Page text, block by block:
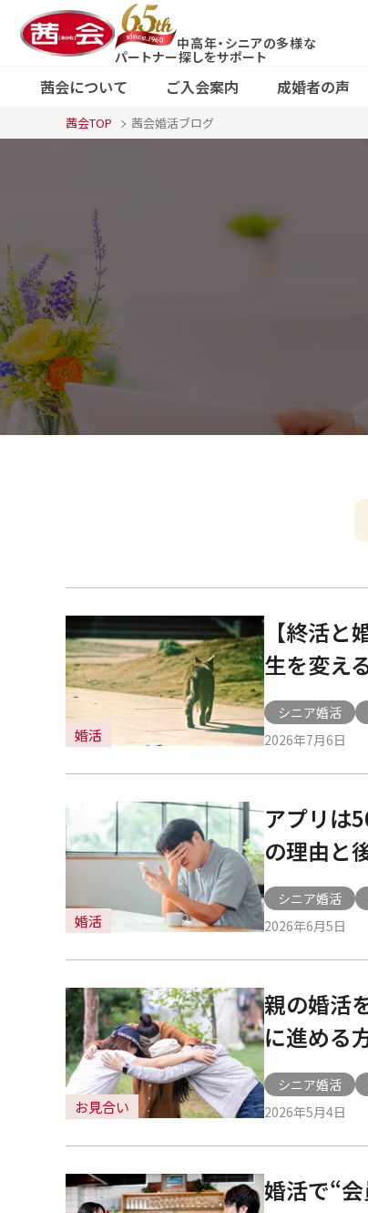
中高年・シニアの多様な
パートナー探しをサポート
茜会について ご入会案内 成婚者の声
店
横
浜
サ
ロ
ン
阪
斎
サ
ロ
ン
茜会TOP 茜会婚活ブログ
婚活
【終活
生を変え
シニア婚活
2026年7月6日
婚活
アプリは
の理由と
シニア婚活
2026年6月5日
お見合い
親の婚活
に進める
シニア婚活
2026年5月4日
婚活で“
茜会の特徴
コース・料金案
内
新
宿
本
店
大
梅
田
本
店
婚活応援ブログ
X（旧Twitter）
で
見る